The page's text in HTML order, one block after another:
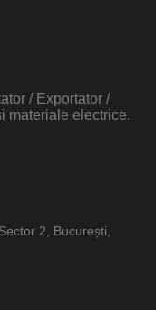
/ Exportator /
materiale electrice.
2, București,